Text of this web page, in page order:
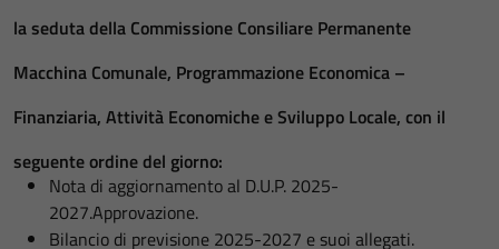
la seduta della Commissione Consiliare Permanente
Macchina Comunale, Programmazione Economica –
Finanziaria, Attività Economiche e Sviluppo Locale, con il
seguente ordine del giorno:
Nota di aggiornamento al D.U.P. 2025-
2027.Approvazione.
Bilancio di previsione 2025-2027 e suoi allegati.